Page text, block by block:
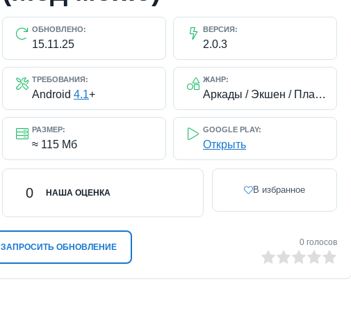
ОБНОВЛЕНО:
15.11.25
ВЕРСИЯ:
2.0.3
ТРЕБОВАНИЯ:
Android 4.1+
ЖАНР:
Аркады / Экшен / Платные
РАЗМЕР:
≈ 115 Мб
GOOGLE PLAY:
Открыть
НАША ОЦЕНКА
0 В избранное
ЗАПРОСИТЬ ОБНОВЛЕНИЕ 0 голосов